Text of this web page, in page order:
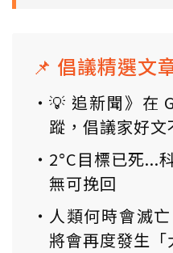
📌 倡議精選文
💡 追新聞》在
蹤，倡議家好文
2°C目標已死...
無可挽回
人類何時會滅
將會再度發生「